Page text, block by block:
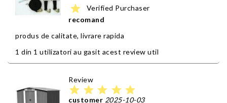
star
Verified Purchaser
recomand
produs de calitate, livrare rapida
1 din 1 utilizatori au gasit acest review util
Review
star star star star star
customer 2025-10-03